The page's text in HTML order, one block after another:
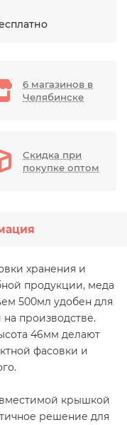
6 магазинов в
Челябинске
Скидка при
покупке оптом
хранения и
продукции, меда
500мл удобен для
производстве.
46мм делают
фасовки и
крышкой
решение для